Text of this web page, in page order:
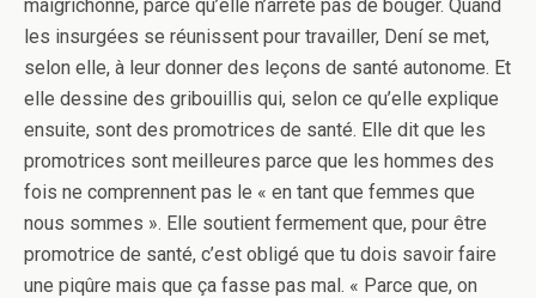
maigrichonne, parce qu’elle n’arrête pas de bouger. Quand
les insurgées se réunissent pour travailler, Dení se met,
selon elle, à leur donner des leçons de santé autonome. Et
elle dessine des gribouillis qui, selon ce qu’elle explique
ensuite, sont des promotrices de santé. Elle dit que les
promotrices sont meilleures parce que les hommes des
fois ne comprennent pas le « en tant que femmes que
nous sommes ». Elle soutient fermement que, pour être
promotrice de santé, c’est obligé que tu dois savoir faire
une piqûre mais que ça fasse pas mal. « Parce que, on